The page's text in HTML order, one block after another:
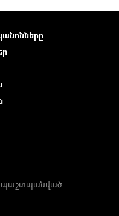
պաշտպանված